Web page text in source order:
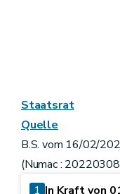
Staatsrat
Quelle
B.S. vom 16/02/
(Numac :
1 In Kraft von